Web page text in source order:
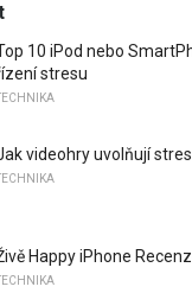
10 iPod nebo
stresu
videohry uvolňují stres
Happy iPhone
TECHNIKA